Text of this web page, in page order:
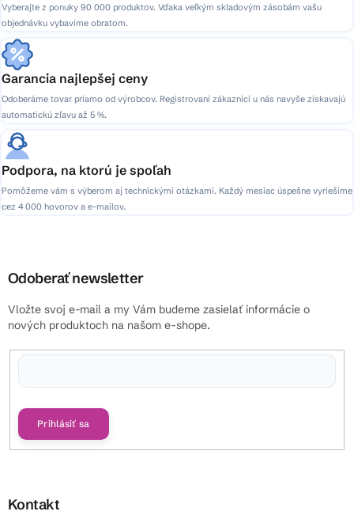
Vyberajte z ponuky 90 000 produktov. Vďaka veľkým skladovým zásobám vašu
objednávku vybavíme obratom.
Garancia najlepšej ceny
Odoberáme tovar priamo od výrobcov. Registrovaní zákazníci u nás navyše získavajú
automatickú zľavu až 5 %.
Podpora, na ktorú je spoľah
Pomôžeme vám s výberom aj technickými otázkami. Každý mesiac úspešne vyriešime
cez 4 000 hovorov a e-mailov.
Odoberať newsletter
Vložte svoj e-mail a my Vám budeme zasielať informácie o
nových produktoch na našom e-shope.
Prihlásiť sa
Kontakt